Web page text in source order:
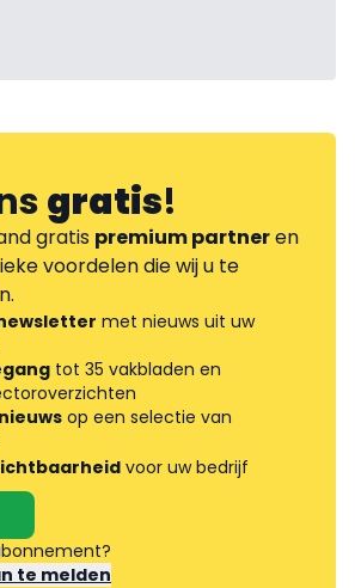
gratis!
gratis premium partneren
voordelen die wij u te
met nieuws uit uw
tot 35 vakbladen en
op een selectie van
voor uw bedrijf
te melden